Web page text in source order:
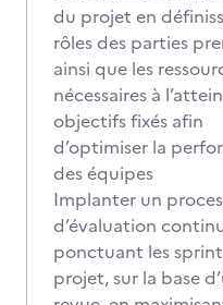
du projet en
rôles des parties
ainsi que les
nécessaires à
objectifs fixés afin
d’optimiser la
des équipes
Implanter un
d’évaluation
ponctuant les
projet, sur la base